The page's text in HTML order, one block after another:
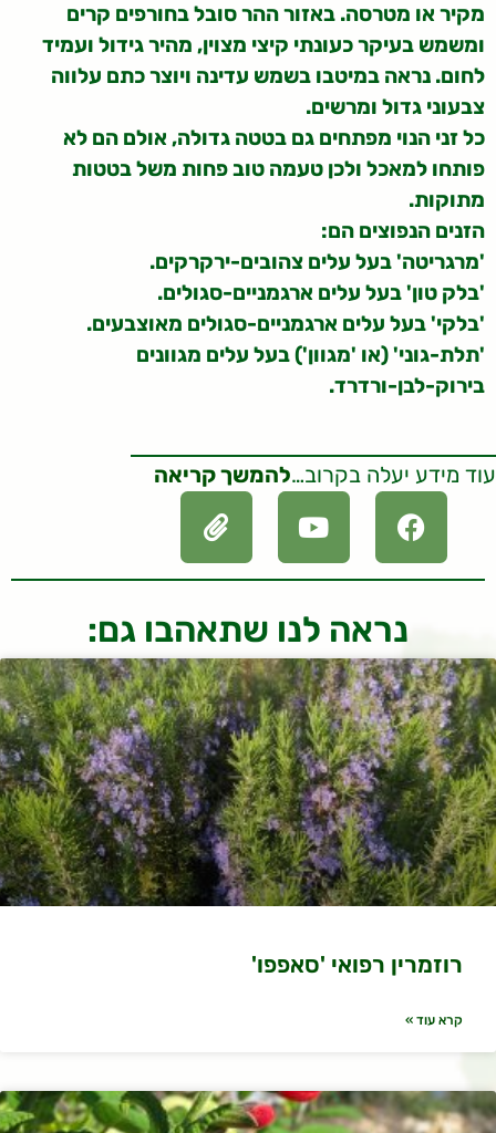
מקיר או מטרסה. באזור ההר סובל בחורפים קרים
ומשמש בעיקר כעונתי קיצי מצוין, מהיר גידול ועמיד
לחום. נראה במיטבו בשמש עדינה ויוצר כתם עלווה
צבעוני גדול ומרשים.
כל זני הנוי מפתחים גם בטטה גדולה, אולם הם לא
פותחו למאכל ולכן טעמה טוב פחות משל בטטות
מתוקות.
הזנים הנפוצים הם:
'מרגריטה' בעל עלים צהובים-ירקרקים.
'בלק טון' בעל עלים ארגמניים-סגולים.
'בלקי' בעל עלים ארגמניים-סגולים מאוצבעים.
'תלת-גוני' (או 'מגוון') בעל עלים מגוונים
בירוק-לבן-ורדרד.
עוד מידע יעלה בקרוב…להמשך קריאה
נראה לנו שתאהבו גם:
רוזמרין רפואי 'סאפפו'
קרא עוד »